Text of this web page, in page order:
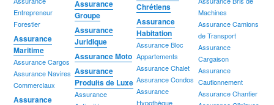
Machines
Assurance Camions
de Transport
Assurance
Cargaison
Assurance
Cautionnement
Assurance Chantier
Chrétiens
Entrepreneur
Forestier
Assurance
Groupe
Assurance
Habitation
Assurance Bloc
Appartements
Assurance Chalet
Assurance Condos
Assurance
Hypothèque
Assurance
Juridique
Assurance
Maritime
Assurance Cargos
Assurance Navires
Commerciaux
Assurance Moto
Assurance
Produits de Luxe
Assurance
Assurance